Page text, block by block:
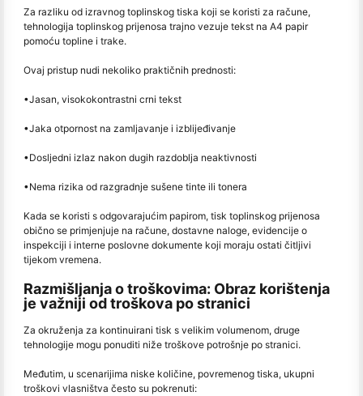
Za razliku od izravnog toplinskog tiska koji se koristi za račune,
tehnologija toplinskog prijenosa trajno vezuje tekst na A4 papir
pomoću topline i trake.
Ovaj pristup nudi nekoliko praktičnih prednosti:
•Jasan, visokokontrastni crni tekst
•Jaka otpornost na zamljavanje i izblijeđivanje
•Dosljedni izlaz nakon dugih razdoblja neaktivnosti
•Nema rizika od razgradnje sušene tinte ili tonera
Kada se koristi s odgovarajućim papirom, tisk toplinskog prijenosa
obično se primjenjuje na račune, dostavne naloge, evidencije o
inspekciji i interne poslovne dokumente koji moraju ostati čitljivi
tijekom vremena.
Razmišljanja o troškovima: Obraz korištenja
je važniji od troškova po stranici
Za okruženja za kontinuirani tisk s velikim volumenom, druge
tehnologije mogu ponuditi niže troškove potrošnje po stranici.
Međutim, u scenarijima niske količine, povremenog tiska, ukupni
troškovi vlasništva često su pokrenuti: